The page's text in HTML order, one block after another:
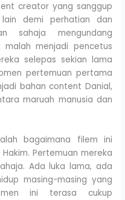
creator yang sanggup
demi perhatian dan
sahaja mengundang
malah menjadi pencetus
selepas sekian lama
pertemuan pertama
bahan content Danial,
maruah manusia dan
bagaimana filem ini
Pertemuan mereka
Ada luka lama, ada
masing-masing yang
ini terasa cukup